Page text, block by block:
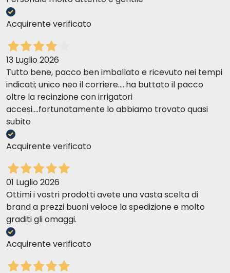
Acquirente verificato
13 Luglio 2026
Tutto bene, pacco ben imballato e ricevuto nei tempi
indicati; unico neo il corriere.....ha buttato il pacco
oltre la recinzione con irrigatori
accesi....fortunatamente lo abbiamo trovato quasi
subito
Acquirente verificato
01 Luglio 2026
Ottimi i vostri prodotti avete una vasta scelta di
brand a prezzi buoni veloce la spedizione e molto
graditi gli omaggi.
Acquirente verificato